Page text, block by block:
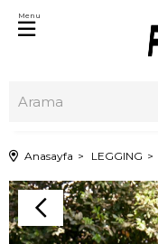
Menu
Anasayfa LEGGING